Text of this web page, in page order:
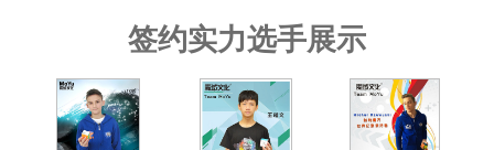
签约实力选手展示